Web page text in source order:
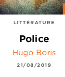
LITTÉRATURE
Police
Hugo Boris
21/08/2019